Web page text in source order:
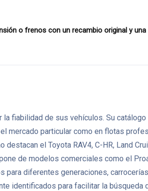
o frenos con un recambio original y
fiabilidad de sus vehículos. Su catálogo
mercado particular como en flotas
el Toyota RAV4, C-HR, Land
de modelos comerciales como el
para diferentes generaciones,
identificados para facilitar la búsqueda